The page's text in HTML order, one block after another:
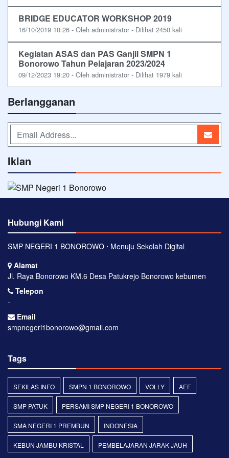
BRIDGE EDUCATOR WORKSHOP 2019
16/10/2019 10:26 - Oleh administrator - Dilihat 2450 kali
Kegiatan ASAS dan PAS Ganjil SMPN 1
Bonorowo Tahun Pelajaran 2023/2024
09/12/2023 19:20 - Oleh administrator - Dilihat 1979 kali
Berlangganan
Iklan
Hubungi Kami
SMP NEGERI 1 BONOROWO ⋅ Menuju Sekolah Digital
Alamat
Jl. Raya Bonorowo KM.6 Desa Patukrejo Bonorowo kebumen
Telepon
-
Email
smpnegeri1bonorowo@gmail.com
Tags
SEKILAS INFO SMPN 1 BONOROWO VOLLY AEF
SMP PATUK PERSAMI SMP NEGERI 1 BONOROWO
SMA NEGERI 1 PREMBUN INDONESIA
KEBUN JAMBU KRISTAL PEMBELAJARAN JARAK JAUH